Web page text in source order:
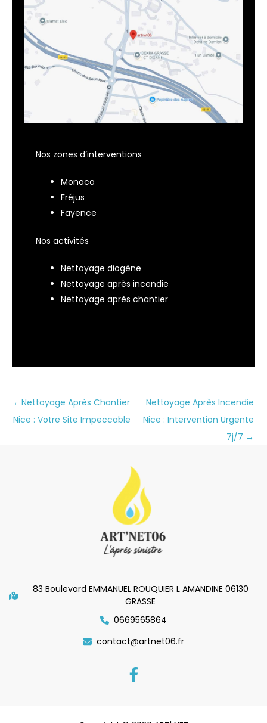
Nos zones d’interventions
Monaco
Fréjus
Fayence
Nos activités
Nettoyage diogène
Nettoyage après incendie
Nettoyage après chantier
←Nettoyage Après Chantier
Nice : Votre Site Impeccable
Nettoyage Après Incendie
Nice : Intervention Urgente
7j/7 →
83 Boulevard EMMANUEL ROUQUIER L AMANDINE 06130
GRASSE
0669565864
contact@artnet06.fr